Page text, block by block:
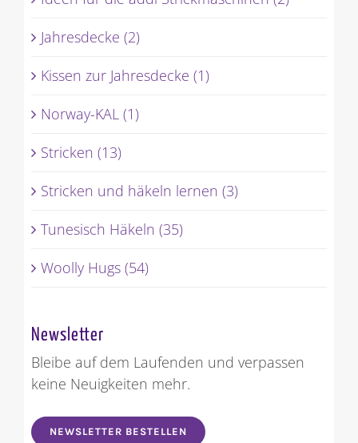
Jahresdecke (2)
Kissen zur Jahresdecke (1)
Norway-KAL (1)
Stricken (13)
Stricken und häkeln lernen (3)
Tunesisch Häkeln (35)
Woolly Hugs (54)
Newsletter
Bleibe auf dem Laufenden und verpassen
keine Neuigkeiten mehr.
NEWSLETTER BESTELLEN